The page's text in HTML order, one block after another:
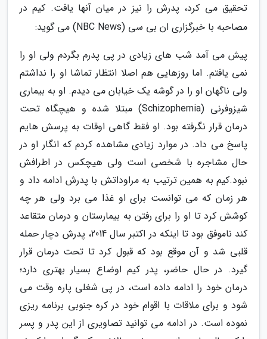
تحقیق می کرد، پدرش را نیز در میان آنها یافت. کیم در
مصاحبه با خبرگزاری ان بی سی (NBC News) می گوید:
پیش می آمد شب های زیادی در پی پدرم بگردم ولی او را
نمی یافتم. اما روزهایی هم اصلا انتظار تماشا او را نداشتم
ولی ناگهان او را در گوشه یک خیابان می دیدم. او به بیماری
شیزوفرنی (Schizophernia) مبتلا شده و هیچگاه تحت
درمان قرار نگرفته بود. او فقط گاهی اوقات به پرسش هایم
پاسخ می داد. در موارد زیادی مشاهده کردم که انگار او در
حال مشاجره با شخصی است ولی هیچکس در اطرافش
نبود.کیم به همین ترتیب به مراوداتش با پدرش ادامه داد و
هر زمان که می توانست برای او غذا می برد ولی هر چه
کوشش کرد تا او را برای رفتن به بیمارستان و درمان متقاعد
کند ناموفق بود تا اینکه در اکتبر سال 2014، پدرش دچار حمله
قلبی شد و آن موقع بود که قبول کرد تا تحت درمان قرار
گیرد. در حال حاضر، پدر کیم اوضاع بسیار بهتری دارد؛
درمان خود را ادامه داده است، در پی شغلی پاره وقت می
شود و برای ملاقات با اقوام خود در کره جنوبی برنامه ریزی
نموده است. در ادامه می توانید تصاویری از این پدر و پسر